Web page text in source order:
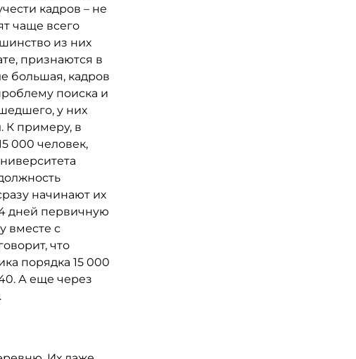
кадров – не
чаще всего
из них
признаются в
большая, кадров
поиска и
у них
К примеру, в
000 человек,
начинают их
дней первичную
вместе с
что
порядка 15 000
А еще через